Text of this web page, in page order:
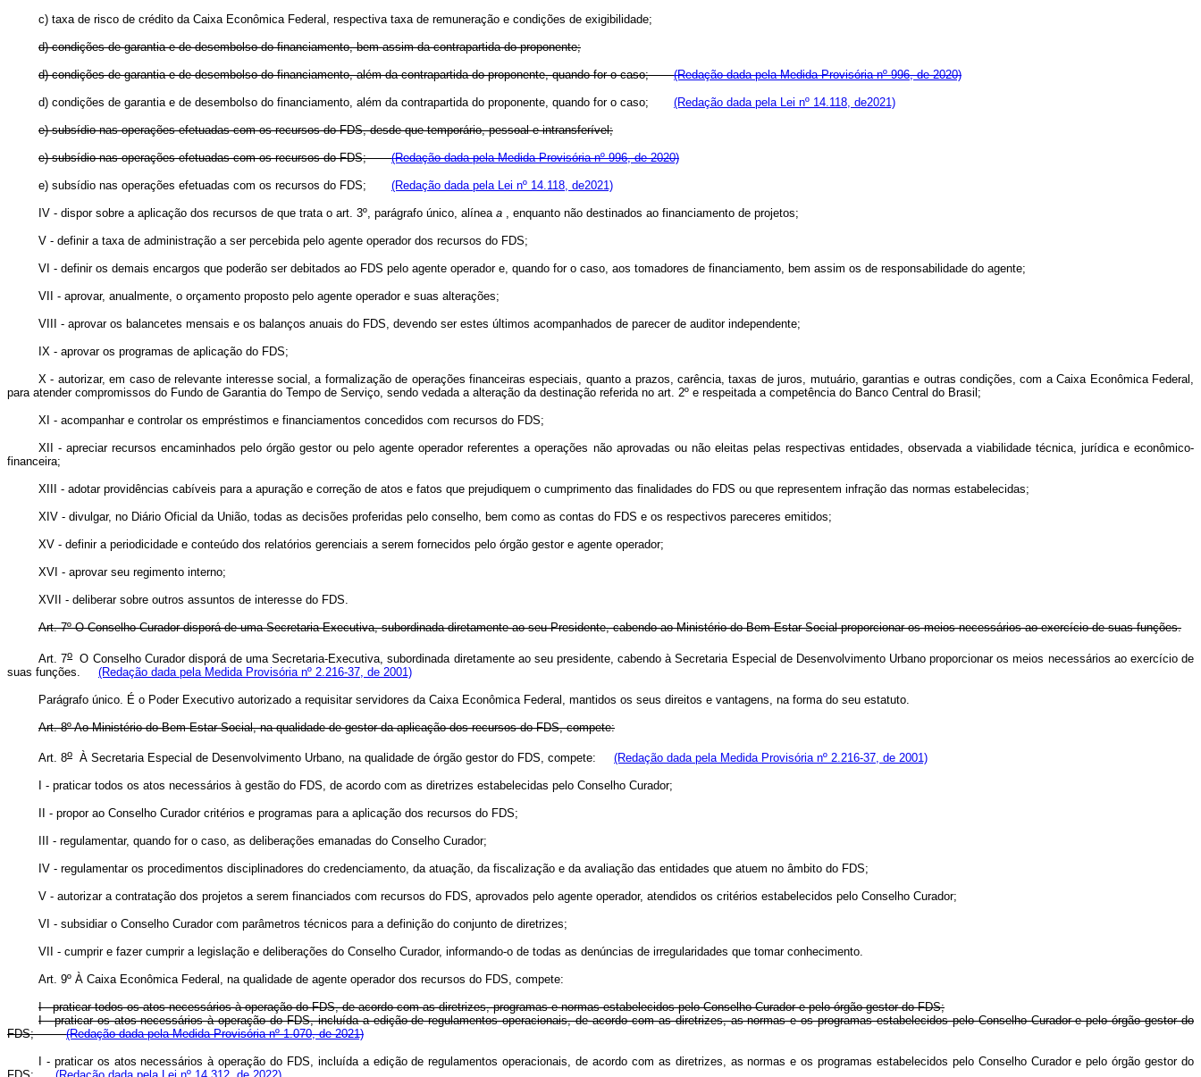
c) taxa de risco de crédito da Caixa Econômica Federal, respectiva taxa de remuneração e condições de exigibilidade;
d) condições de garantia e de desembolso do financiamento, bem assim da contrapartida do proponente;
d) condições de garantia e de desembolso do financiamento, além da contrapartida do proponente, quando for o caso; (Redação dada pela Medida Provisória nº 996, de 2020)
d) condições de garantia e de desembolso do financiamento, além da contrapartida do proponente, quando for o caso; (Redação dada pela Lei nº 14.118, de2021)
e) subsídio nas operações efetuadas com os recursos do FDS, desde que temporário, pessoal e intransferível;
e) subsídio nas operações efetuadas com os recursos do FDS; (Redação dada pela Medida Provisória nº 996, de 2020)
e) subsídio nas operações efetuadas com os recursos do FDS; (Redação dada pela Lei nº 14.118, de2021)
IV - dispor sobre a aplicação dos recursos de que trata o art. 3º, parágrafo único, alínea a , enquanto não destinados ao financiamento de projetos;
V - definir a taxa de administração a ser percebida pelo agente operador dos recursos do FDS;
VI - definir os demais encargos que poderão ser debitados ao FDS pelo agente operador e, quando for o caso, aos tomadores de financiamento, bem assim os de responsabilidade do agente;
VII - aprovar, anualmente, o orçamento proposto pelo agente operador e suas alterações;
VIII - aprovar os balancetes mensais e os balanços anuais do FDS, devendo ser estes últimos acompanhados de parecer de auditor independente;
IX - aprovar os programas de aplicação do FDS;
X - autorizar, em caso de relevante interesse social, a formalização de operações financeiras especiais, quanto a prazos, carência, taxas de juros, mutuário, garantias e outras condições, com a Caixa Econômica Federal,
para atender compromissos do Fundo de Garantia do Tempo de Serviço, sendo vedada a alteração da destinação referida no art. 2º e respeitada a competência do Banco Central do Brasil;
XI - acompanhar e controlar os empréstimos e financiamentos concedidos com recursos do FDS;
XII - apreciar recursos encaminhados pelo órgão gestor ou pelo agente operador referentes a operações não aprovadas ou não eleitas pelas respectivas entidades, observada a viabilidade técnica, jurídica e econômico-
financeira;
XIII - adotar providências cabíveis para a apuração e correção de atos e fatos que prejudiquem o cumprimento das finalidades do FDS ou que representem infração das normas estabelecidas;
XIV - divulgar, no Diário Oficial da União, todas as decisões proferidas pelo conselho, bem como as contas do FDS e os respectivos pareceres emitidos;
XV - definir a periodicidade e conteúdo dos relatórios gerenciais a serem fornecidos pelo órgão gestor e agente operador;
XVI - aprovar seu regimento interno;
XVII - deliberar sobre outros assuntos de interesse do FDS.
Art. 7º O Conselho Curador disporá de uma Secretaria Executiva, subordinada diretamente ao seu Presidente, cabendo ao Ministério do Bem-Estar Social proporcionar os meios necessários ao exercício de suas funções.
Art. 7oO Conselho Curador disporá de uma Secretaria-Executiva, subordinada diretamente ao seu presidente, cabendo à Secretaria Especial de Desenvolvimento Urbano proporcionar os meios necessários ao exercício de
suas funções.
(Redação dada pela Medida Provisória nº 2.216-37, de 2001)
Parágrafo único. É o Poder Executivo autorizado a requisitar servidores da Caixa Econômica Federal, mantidos os seus direitos e vantagens, na forma do seu estatuto.
Art. 8º Ao Ministério do Bem-Estar Social, na qualidade de gestor da aplicação dos recursos do FDS, compete:
Art. 8o À Secretaria Especial de Desenvolvimento Urbano, na qualidade de órgão gestor do FDS, compete: (Redação dada pela Medida Provisória nº 2.216-37, de 2001)
I - praticar todos os atos necessários à gestão do FDS, de acordo com as diretrizes estabelecidas pelo Conselho Curador;
II - propor ao Conselho Curador critérios e programas para a aplicação dos recursos do FDS;
III - regulamentar, quando for o caso, as deliberações emanadas do Conselho Curador;
IV - regulamentar os procedimentos disciplinadores do credenciamento, da atuação, da fiscalização e da avaliação das entidades que atuem no âmbito do FDS;
V - autorizar a contratação dos projetos a serem financiados com recursos do FDS, aprovados pelo agente operador, atendidos os critérios estabelecidos pelo Conselho Curador;
VI - subsidiar o Conselho Curador com parâmetros técnicos para a definição do conjunto de diretrizes;
VII - cumprir e fazer cumprir a legislação e deliberações do Conselho Curador, informando-o de todas as denúncias de irregularidades que tomar conhecimento.
Art. 9º À Caixa Econômica Federal, na qualidade de agente operador dos recursos do FDS, compete:
I - praticar todos os atos necessários à operação do FDS, de acordo com as diretrizes, programas e normas estabelecidos pelo Conselho Curador e pelo órgão gestor do FDS;
I - praticar os atos necessários à operação do FDS, incluída a edição de regulamentos operacionais, de acordo com as diretrizes, as normas e os programas estabelecidos pelo Conselho Curador e pelo órgão gestor do
FDS;(Redação dada pela Medida Provisória nº 1.070, de 2021)
I - praticar os atos necessários à operação do FDS, incluída a edição de regulamentos operacionais, de acordo com as diretrizes, as normas e os programas estabelecidos pelo Conselho Curador e pelo órgão gestor do